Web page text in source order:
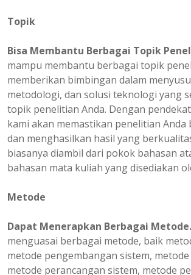
Topik
Bisa Membantu Berbagai Topik
mampu membantu berbagai topik
memberikan bimbingan dalam
metodologi, dan solusi teknologi yang
topik penelitian Anda. Dengan
kami akan memastikan penelitian
dan menghasilkan hasil yang
biasanya diambil dari pokok bahasan
bahasan mata kuliah yang disediakan
Metode
Dapat Menerapkan Berbagai Metode.
menguasai berbagai metode, baik
metode pengembangan sistem,
metode perancangan sistem, metode